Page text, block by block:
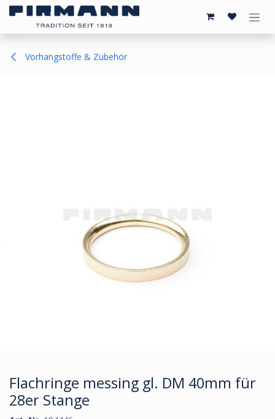
Zum Inhalt springen
Vorhangstoffe & Zubehör
Flachringe messing gl. DM 40mm für
28er Stange